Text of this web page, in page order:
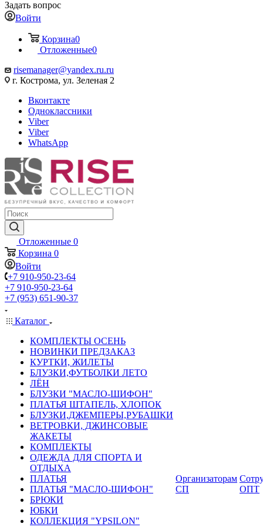
Задать вопрос
Войти
Корзина0
Отложенные0
risemanager@yandex.ru.ru
г. Кострома, ул. Зеленая 2
Вконтакте
Одноклассники
Viber
Viber
WhatsApp
Отложенные 0
Корзина 0
Войти
+7 910-950-23-64
+7 910-950-23-64
+7 (953) 651-90-37
Каталог
КОМПЛЕКТЫ ОСЕНЬ
НОВИНКИ ПРЕДЗАКАЗ
КУРТКИ, ЖИЛЕТЫ
БЛУЗКИ,ФУТБОЛКИ ЛЕТО
ЛЁН
БЛУЗКИ "МАСЛО-ШИФОН"
ПЛАТЬЯ ШТАПЕЛЬ, ХЛОПОК
БЛУЗКИ,ДЖЕМПЕРЫ,РУБАШКИ
ВЕТРОВКИ, ДЖИНСОВЫЕ
ЖАКЕТЫ
КОМПЛЕКТЫ
ОДЕЖДА ДЛЯ СПОРТА И
ОТДЫХА
ПЛАТЬЯ
ПЛАТЬЯ "МАСЛО-ШИФОН"
БРЮКИ
ЮБКИ
КОЛЛЕКЦИЯ "YPSILON"
Организаторам
СП
ОПТ